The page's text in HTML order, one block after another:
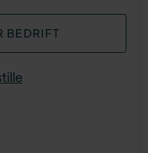
BEDRIFT